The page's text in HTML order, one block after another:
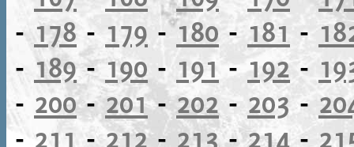
-178 -179 -180 - 181 -
- 189-190 - 191-192 -
- 200-201-202 - 203-
- 211 -212- 213-214-